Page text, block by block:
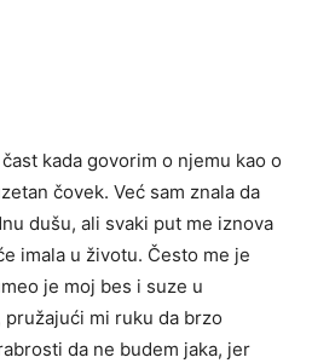
kada govorim o njemu kao o
čovek. Već sam znala da
dušu, ali svaki put me iznova
imala u životu. Često me je
je moj bes i suze u
mi ruku da brzo
da ne budem jaka, jer